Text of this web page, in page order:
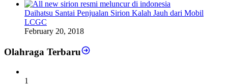
Daihatsu Santai Penjualan Sirion Kalah Jauh dari Mobil
LCGC
February 20, 2018
Olahraga Terbaru
1